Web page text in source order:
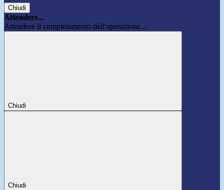
Chiudi
Attendere...
Attendere il completamento dell'operazione...
Chiudi
Chiudi